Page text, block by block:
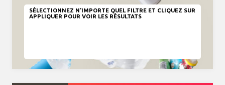
SÉLECTIONNEZ N'IMPORTE QUEL FILTRE ET CLIQUEZ SUR
APPLIQUER POUR VOIR LES RÉSULTATS